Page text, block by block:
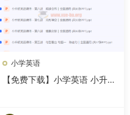
小学英语
【免费下载】小学英语 小升初